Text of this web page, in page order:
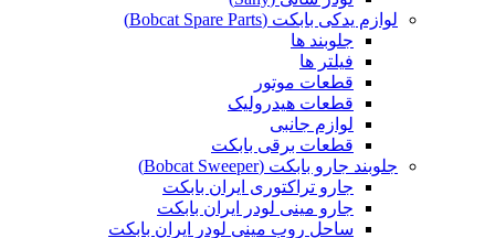
لوازم یدکی بابکت (Bobcat Spare Parts)
جلوبند ها
فیلتر ها
قطعات موتور
قطعات هیدرولیک
لوازم جانبی
قطعات برقی بابکت
جلوبند جارو بابکت (Bobcat Sweeper)
جارو تراکتوری ایران بابکت
جارو مینی لودر ایران بابکت
ساحل روب مینی لودر ایران بابکت